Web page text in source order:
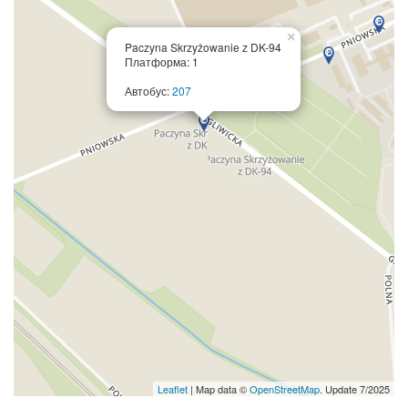
Paczyna Skrzyżowanie z DK-94
Платформа: 1
Автобус:207
×
Leaflet | Map data ©OpenStreetMap. Update 7/2025